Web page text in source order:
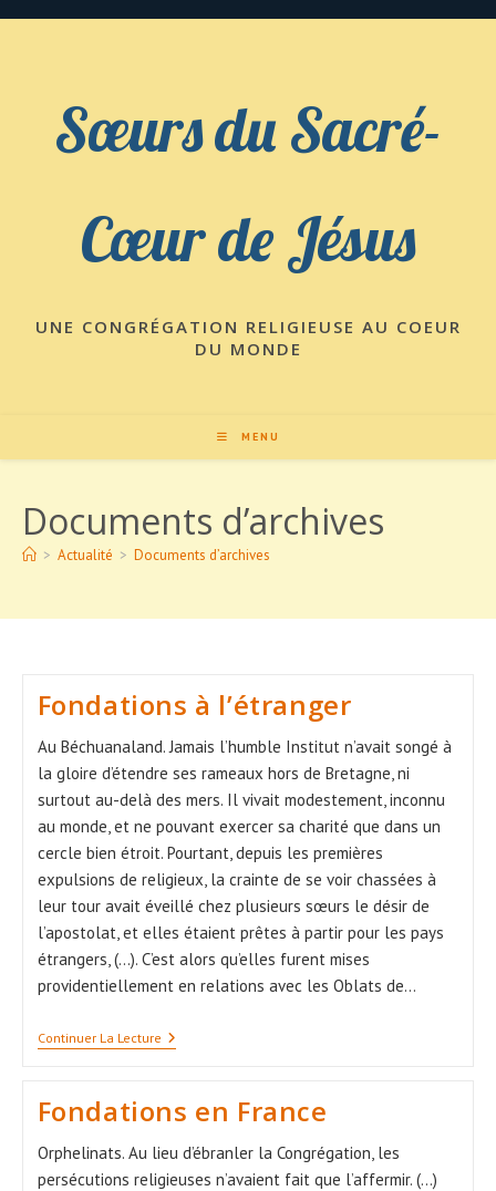
Sœurs du Sacré-
Cœur de Jésus
UNE CONGRÉGATION RELIGIEUSE AU COEUR
DU MONDE
MENU
Documents d’archives
> Actualité > Documents d’archives
Fondations à l’étranger
Au Béchuanaland. Jamais l’humble Institut n’avait songé à
la gloire d’étendre ses rameaux hors de Bretagne, ni
surtout au-delà des mers. Il vivait modestement, inconnu
au monde, et ne pouvant exercer sa charité que dans un
cercle bien étroit. Pourtant, depuis les premières
expulsions de religieux, la crainte de se voir chassées à
leur tour avait éveillé chez plusieurs sœurs le désir de
l’apostolat, et elles étaient prêtes à partir pour les pays
étrangers, (...). C’est alors qu’elles furent mises
providentiellement en relations avec les Oblats de…
Continuer La LectureFondations
À
Fondations en France
Orphelinats. Au lieu d’ébranler la Congrégation, les
persécutions religieuses n’avaient fait que l’affermir. (...)